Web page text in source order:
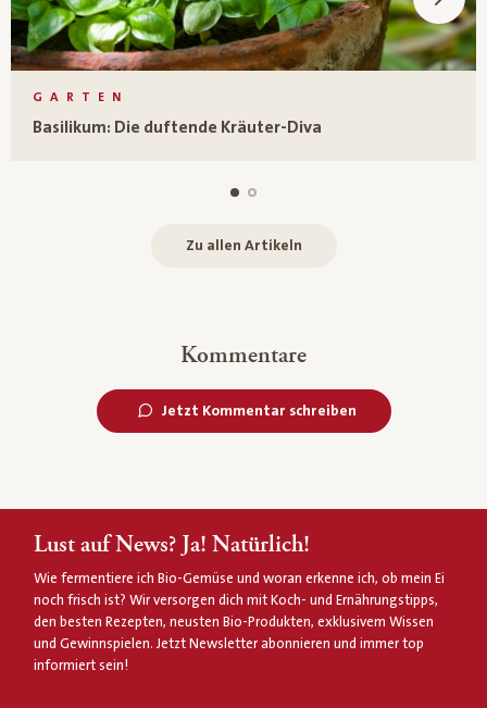
GARTEN
Basilikum: Die duftende Kräuter-Diva
Zu allen Artikeln
Kommentare
Jetzt Kommentar schreiben
Lust auf News? Ja! Natürlich!
Wie fermentiere ich Bio-Gemüse und woran erkenne ich, ob mein Ei
noch frisch ist? Wir versorgen dich mit Koch- und Ernährungstipps,
den besten Rezepten, neusten Bio-Produkten, exklusivem Wissen
und Gewinnspielen. Jetzt Newsletter abonnieren und immer top
informiert sein!